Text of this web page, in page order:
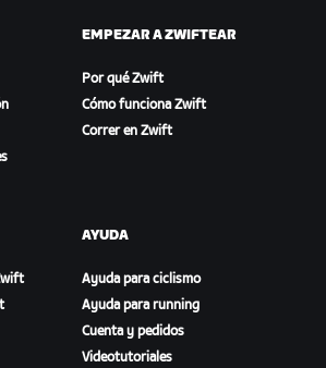
EMPEZAR A ZWIFTEAR
Por qué Zwift
Cómo funciona Zwift
Correr en Zwift
AYUDA
Ayuda para ciclismo
Ayuda para running
Cuenta y pedidos
Videotutoriales